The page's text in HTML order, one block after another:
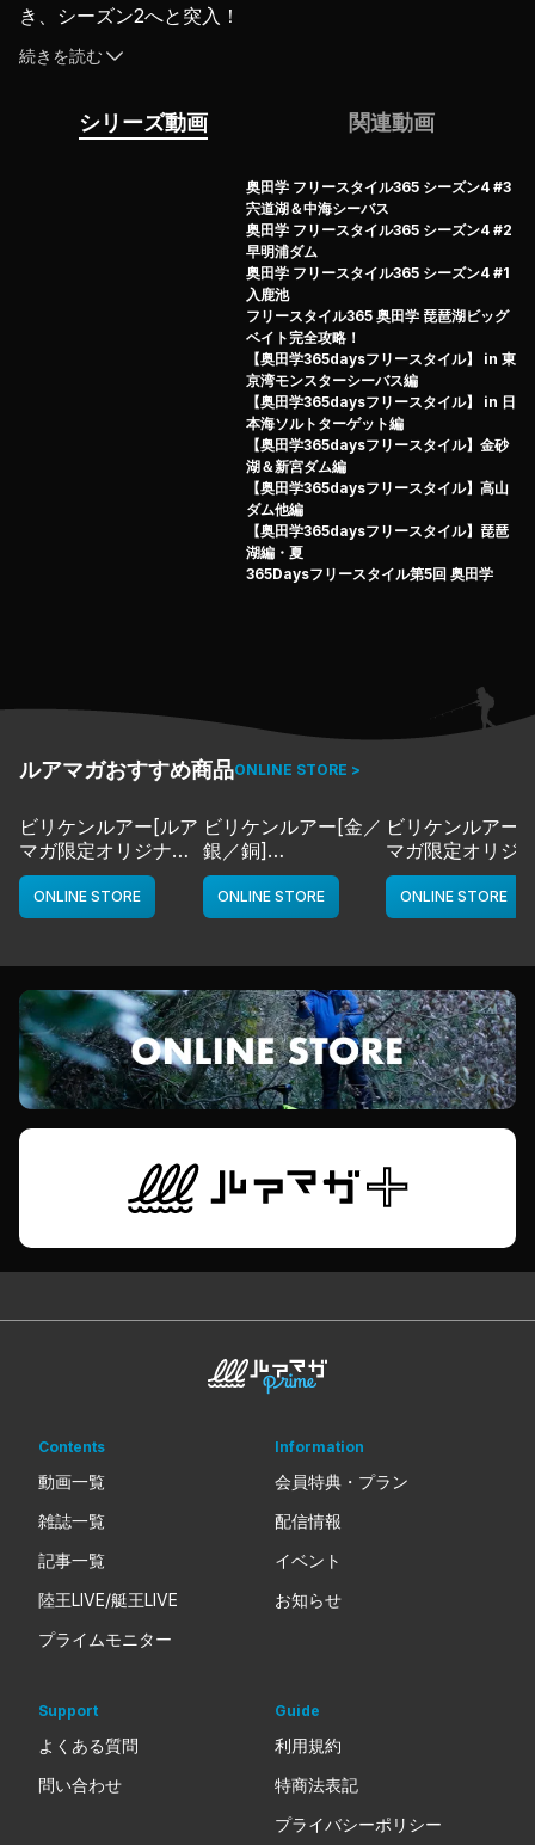
き、シーズン2へと突入！
初回エピソード1は四国・高知へと足を伸ばし、メジャー
リバーでの陸っぱりバスフィッシングを敢行。…が、折し
たい雨、吹きすさぶ暴風…。でかバスを連打し続けてきた
続きを読む
シリーズ動画 関連動画
奥田学 フリースタイル365 シーズン4 #3
宍道湖＆中海シーバス
奥田学 フリースタイル365 シーズン4 #2
早明浦ダム
奥田学 フリースタイル365 シーズン4 #1
入鹿池
フリースタイル365 奥田学 琵琶湖ビッグ
ベイト完全攻略！
【奥田学365daysフリースタイル】 in 東
京湾モンスターシーバス編
【奥田学365daysフリースタイル】 in 日
本海ソルトターゲット編
【奥田学365daysフリースタイル】金砂
湖＆新宮ダム編
【奥田学365daysフリースタイル】高山
ダム他編
【奥田学365daysフリースタイル】琵琶
湖編・夏
365Daysフリースタイル第5回 奥田学
ルアマガおすすめ商品ONLINE STORE >
ビリケンルアー[ルア
マガ限定オリジナル
カラー／LMチャー
ト]
deps
ONLINE STORE
ビリケンルアー[金／
銀／銅]
deps
ONLINE STORE
ビリケンルアー[
マガ限定オリジ
カラー／LMボー
ワイト]
deps
ONLINE STORE
Contents
動画一覧
雑誌一覧
記事一覧
陸王LIVE/艇王LIVE
プライムモニター
Information
会員特典・プラン
配信情報
イベント
お知らせ
Support
よくある質問
問い合わせ
Guide
利用規約
特商法表記
プライバシーポリシー